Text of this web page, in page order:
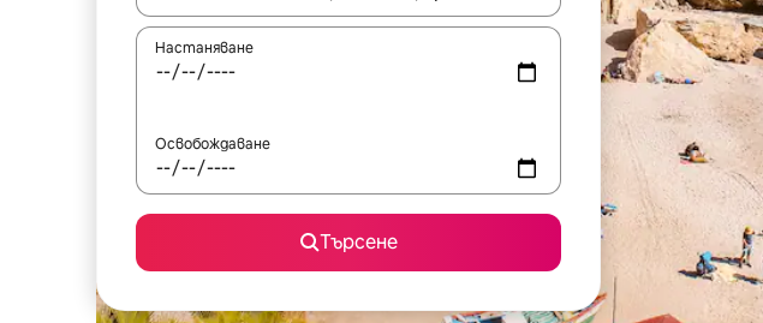
Настаняване
Освобождаване
Търсене